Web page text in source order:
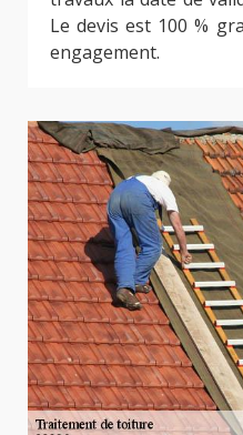
Le devis est 100 %
engagement.